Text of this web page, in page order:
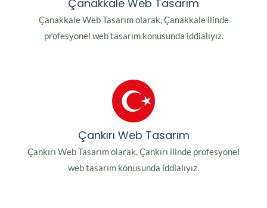
Çanakkale Web Tasarım
Çanakkale Web Tasarım olarak, Çanakkale ilinde
profesyonel web tasarım konusunda iddialıyız.
Çankırı Web Tasarım
Çankırı Web Tasarım olarak, Çankırı ilinde profesyonel
web tasarım konusunda iddialıyız.